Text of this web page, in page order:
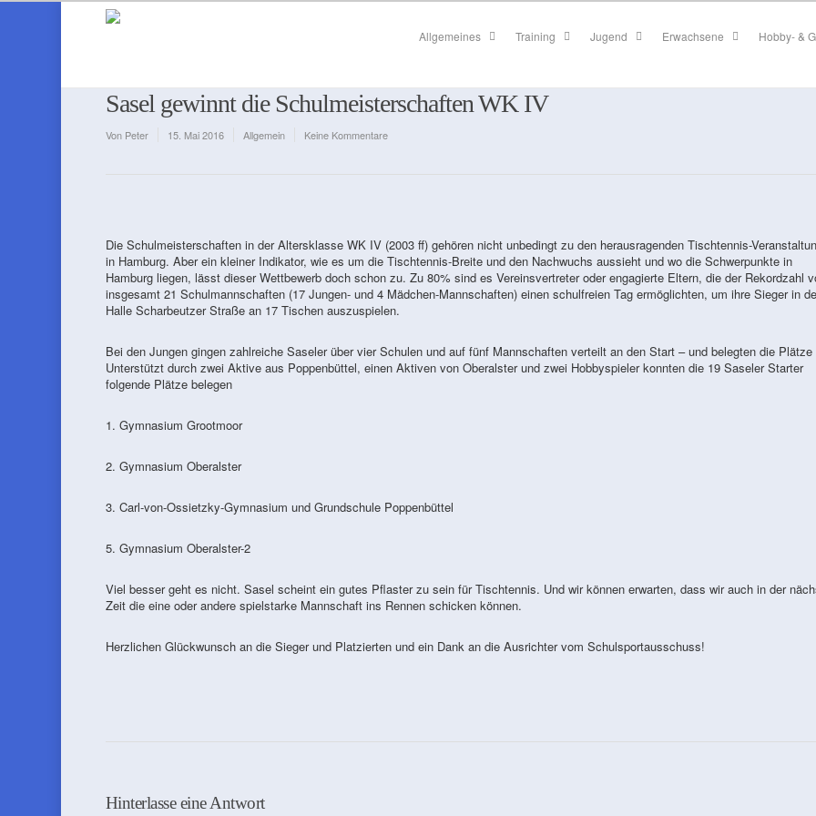
Allgemeines Training Jugend Erwachsene Hobby- &
Sasel gewinnt die Schulmeisterschaften WK IV
Von Peter 15. Mai 2016 Allgemein Keine Kommentare
Die Schulmeisterschaften in der Altersklasse WK IV (2003 ff) gehören nicht unbedingt zu den herausragenden Tischtennis-
in Hamburg. Aber ein kleiner Indikator, wie es um die Tischtennis-Breite und den Nachwuchs aussieht und wo die Schwerpunkte in
Hamburg liegen, lässt dieser Wettbewerb doch schon zu. Zu 80% sind es Vereinsvertreter oder engagierte Eltern, die der Rekordzahl
insgesamt 21 Schulmannschaften (17 Jungen- und 4 Mädchen-Mannschaften) einen schulfreien Tag ermöglichten, um ihre Sieger in
Halle Scharbeutzer Straße an 17 Tischen auszuspielen.
Bei den Jungen gingen zahlreiche Saseler über vier Schulen und auf fünf Mannschaften verteilt an den Start – und belegten die Plätze
Unterstützt durch zwei Aktive aus Poppenbüttel, einen Aktiven von Oberalster und zwei Hobbyspieler konnten die 19 Saseler Starter
folgende Plätze belegen
1. Gymnasium Grootmoor
2. Gymnasium Oberalster
3. Carl-von-Ossietzky-Gymnasium und Grundschule Poppenbüttel
5. Gymnasium Oberalster-2
Viel besser geht es nicht. Sasel scheint ein gutes Pflaster zu sein für Tischtennis. Und wir können erwarten, dass wir auch in der
Zeit die eine oder andere spielstarke Mannschaft ins Rennen schicken können.
Herzlichen Glückwunsch an die Sieger und Platzierten und ein Dank an die Ausrichter vom Schulsportausschuss!
Hinterlasse eine Antwort